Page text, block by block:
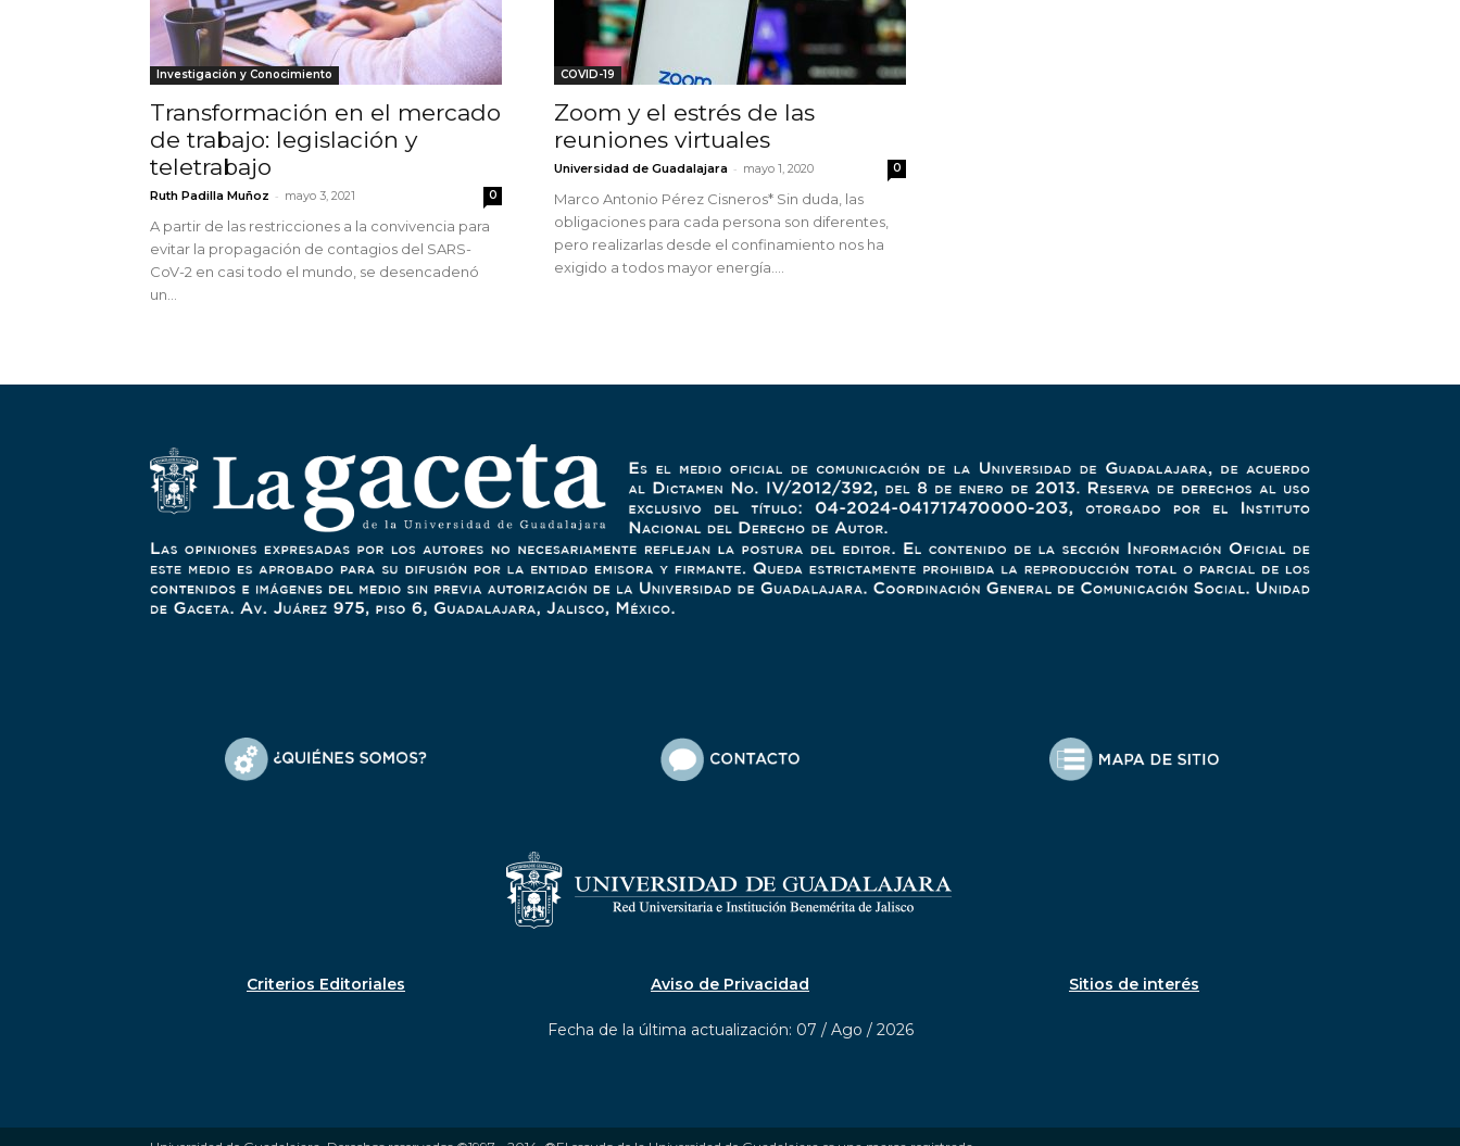
Investigación y Conocimiento
Transformación en el mercado
de trabajo: legislación y
teletrabajo
Ruth Padilla Muñoz - mayo 3, 2021 0
A partir de las restricciones a la convivencia para
evitar la propagación de contagios del SARS-
CoV-2 en casi todo el mundo, se desencadenó
un...
COVID-19
Zoom y el estrés de las
reuniones virtuales
Universidad de Guadalajara - mayo 1, 2020 0
Marco Antonio Pérez Cisneros* Sin duda, las
obligaciones para cada persona son diferentes,
pero realizarlas desde el confinamiento nos ha
exigido a todos mayor energía....
Criterios Editoriales Aviso de Privacidad Sitios de interés
Fecha de la última actualización: 07 / Ago / 2026